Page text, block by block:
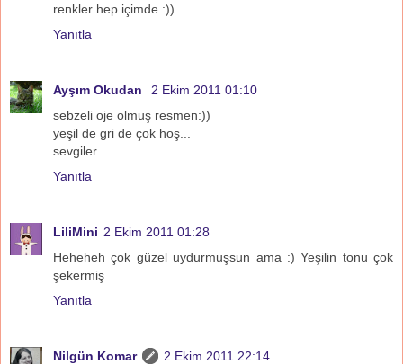
renkler hep içimde :))
Yanıtla
Ayşım Okudan
2 Ekim 2011 01:10
sebzeli oje olmuş resmen:))
yeşil de gri de çok hoş...
sevgiler...
Yanıtla
LiliMini 2 Ekim 2011 01:28
Heheheh çok güzel uydurmuşsun ama :) Yeşilin tonu çok
şekermiş
Yanıtla
Nilgün Komar
2 Ekim 2011 22:14